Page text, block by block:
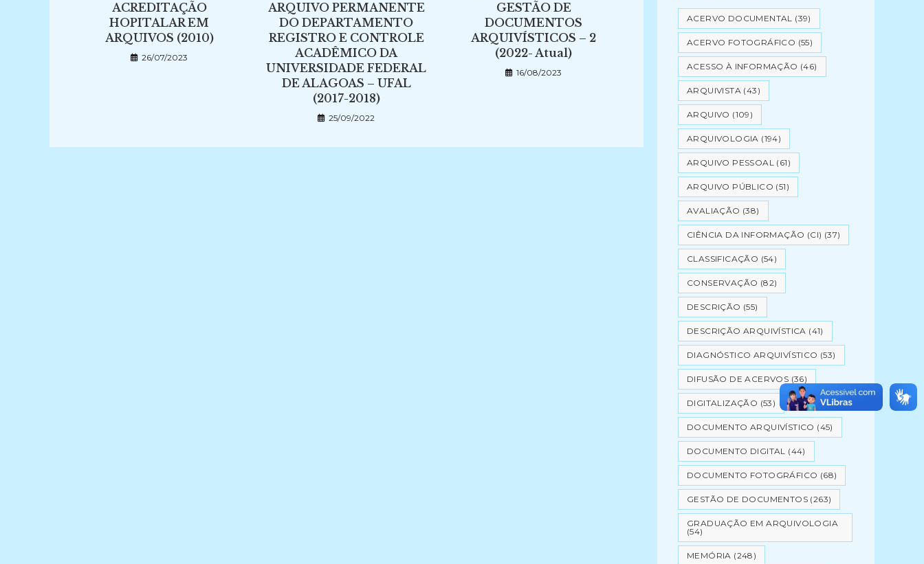
ACREDITAÇÃO
HOPITALAR EM
ARQUIVOS (2010)
26/07/2023
ARQUIVO PERMANENTE
DO DEPARTAMENTO
REGISTRO E CONTROLE
ACADÊMICO DA
UNIVERSIDADE FEDERAL
DE ALAGOAS – UFAL
(2017-2018)
25/09/2022
GESTÃO DE
DOCUMENTOS
ARQUIVÍSTICOS – 2
(2022- Atual)
16/08/2023
ACERVO DOCUMENTAL (39)
ACERVO FOTOGRÁFICO (55)
ACESSO À INFORMAÇÃO (46)
ARQUIVISTA (43)
ARQUIVO (109)
ARQUIVOLOGIA (194)
ARQUIVO PESSOAL (61)
ARQUIVO PÚBLICO (51)
AVALIAÇÃO (38)
CIÊNCIA DA INFORMAÇÃO (CI) (37)
CLASSIFICAÇÃO (54)
CONSERVAÇÃO (82)
DESCRIÇÃO (55)
DESCRIÇÃO ARQUIVÍSTICA (41)
DIAGNÓSTICO ARQUIVÍSTICO (53)
DIFUSÃO DE ACERVOS (36)
DIGITALIZAÇÃO (53)
DOCUMENTO ARQUIVÍSTICO (45)
DOCUMENTO DIGITAL (44)
DOCUMENTO FOTOGRÁFICO (68)
GESTÃO DE DOCUMENTOS (263)
GRADUAÇÃO EM ARQUIVOLOGIA
(54)
MEMÓRIA (248)